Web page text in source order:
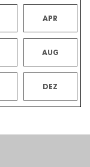
APR
AUG
DEZ